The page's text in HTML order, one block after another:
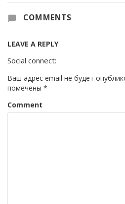
COMMENTS
LEAVE A REPLY
Social connect:
Ваш адрес email не будет
помечены *
Comment